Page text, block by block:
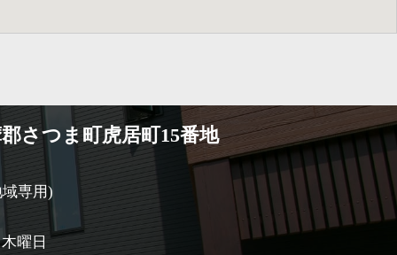
さつま町虎居町15番地
専用)
曜日